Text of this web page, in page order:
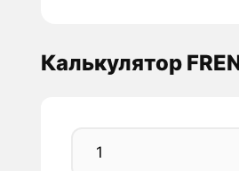
Калькулятор